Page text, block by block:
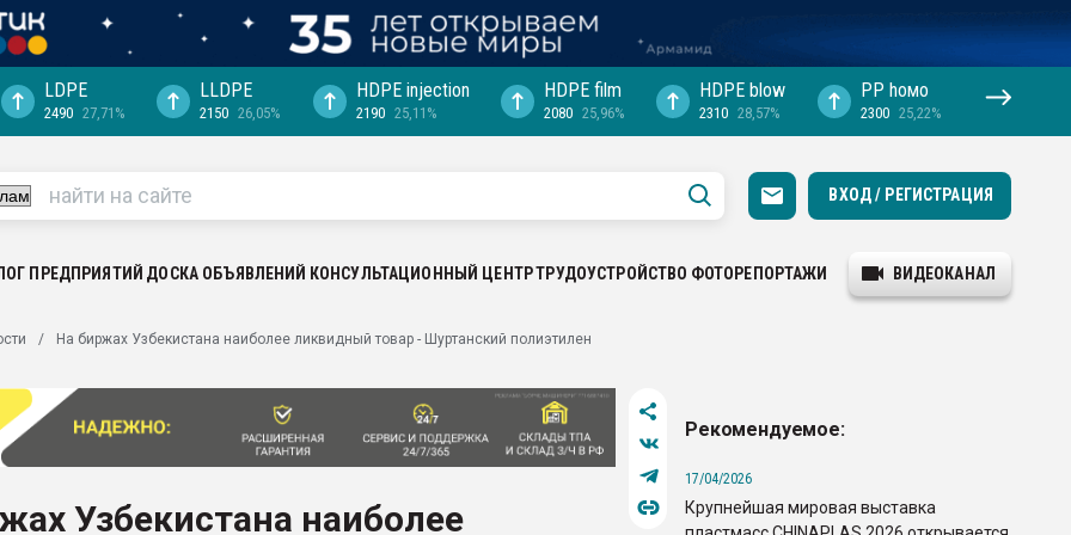
выходит на
рынке
LDPE
2490 27,71%
LLDPE
2150 26,05%
HDPE injection
2190 25,11%
HDPE film
2080 25,96%
HDPE blow
2310 28,57%
PP hомо
2300 25,22%
ВХОД / РЕГИСТРАЦИЯ
ПРЕДПРИЯТИЙ ДОСКА ОБЪЯВЛЕНИЙ КОНСУЛЬТАЦИОННЫЙ ЦЕНТРТРУДОУСТРОЙСТВО ФОТОРЕПОРТАЖИ ВИДЕОКАНАЛ
На биржах Узбекистана наиболее ликвидный товар - Шуртанский полиэтилен
Узбекистана наиболее
Рекомендуемое:
17/04/2026
Крупнейшая мировая выставка